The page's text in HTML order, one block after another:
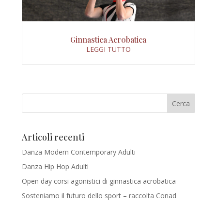
Ginnastica Acrobatica
LEGGI TUTTO
Articoli recenti
Danza Modern Contemporary Adulti
Danza Hip Hop Adulti
Open day corsi agonistici di ginnastica acrobatica
Sosteniamo il futuro dello sport – raccolta Conad